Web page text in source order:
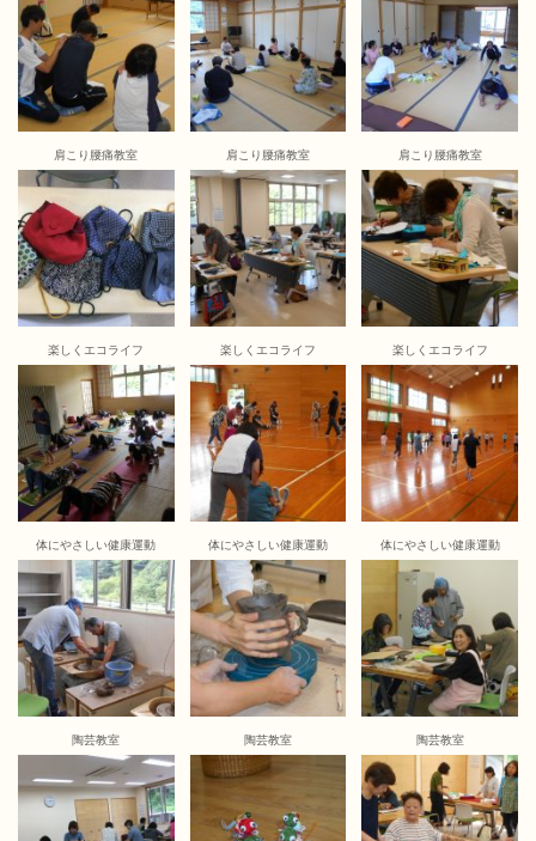
肩こり腰痛教室 肩こり腰痛教室 肩こり腰痛教室
楽しくエコライフ 楽しくエコライフ 楽しくエコライフ
体にやさしい健康運動 体にやさしい健康運動 体にやさしい健康運動
陶芸教室 陶芸教室 陶芸教室